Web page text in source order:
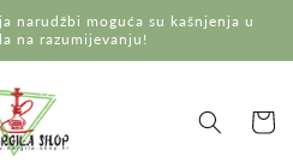
narudžbi moguća su kašnjenja u
na razumijevanju!